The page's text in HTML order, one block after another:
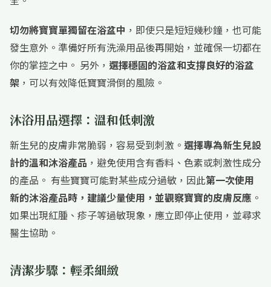
切勿將寶寶單獨留在浴盆中 ，即使只是短短幾秒鐘，也可能
發生意外。準備好所有洗澡用品後再開始，並確保一切都在
你的掌控之中。 另外， 選擇穩固的浴盆和支撐良好的浴盆
架 ，可以有效降低寶寶滑倒的風險。
沐浴用品選擇：溫和低刺激
新生兒的皮膚非常脆弱，容易受到刺激。 選擇專為新生兒設
計的溫和沐浴產品 ，避免使用含有香料、色素或刺激性成分
的產品。 有些寶寶可能對某些成分過敏，因此第一次使用
新的沐浴產品時，建議少量使用，並觀察寶寶的皮膚反應 。
如果出現紅腫、疹子等過敏現象，應立即停止使用，並尋求
醫生協助。
清潔步驟：輕柔細緻